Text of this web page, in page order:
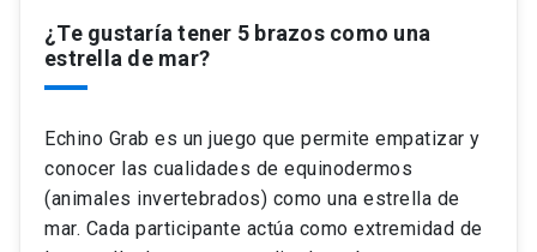
¿Te gustaría tener 5 brazos como una
estrella de mar?
Echino Grab es un juego que permite empatizar y
conocer las cualidades de equinodermos
(animales invertebrados) como una estrella de
mar. Cada participante actúa como extremidad de